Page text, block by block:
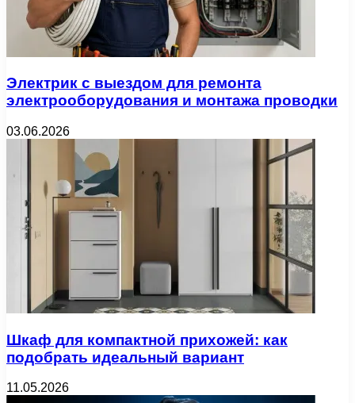
Электрик с выездом для ремонта
электрооборудования и монтажа проводки
03.06.2026
Шкаф для компактной прихожей: как
подобрать идеальный вариант
11.05.2026